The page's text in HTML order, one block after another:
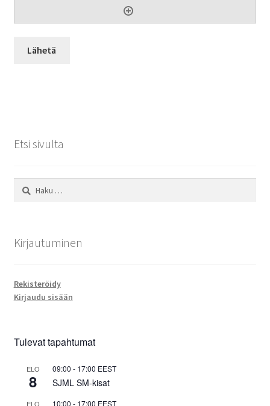
Lähetä
Etsi sivulta
Haku:
Kirjautuminen
Rekisteröidy
Kirjaudu sisään
Tulevat tapahtumat
ELO
8
09:00 - 17:00 EEST
SJML SM-kisat
ELO 10:00 - 17:00 EEST